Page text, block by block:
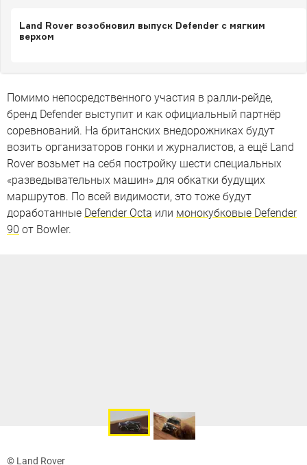
Land Rover возобновил выпуск Defender с мягким
верхом
Помимо непосредственного участия в ралли-рейде,
бренд Defender выступит и как официальный партнёр
соревнований. На британских внедорожниках будут
возить организаторов гонки и журналистов, а ещё Land
Rover возьмет на себя постройку шести специальных
«разведывательных машин» для обкатки будущих
маршрутов. По всей видимости, это тоже будут
доработанные Defender Octa или монокубковые Defender
90 от Bowler.
© Land Rover